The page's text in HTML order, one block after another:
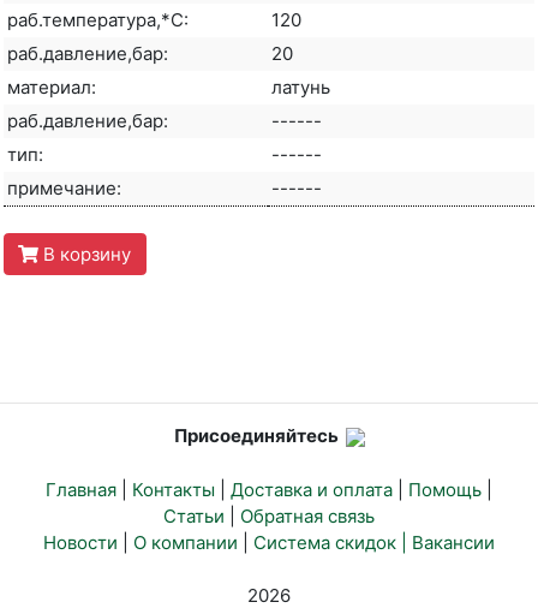
раб.температура,*С:
120
раб.давление,бар:
20
материал:
латунь
раб.давление,бар:
------
тип:
------
примечание:
------
В корзину
Присоединяйтесь
Главная Контакты Доставка и оплата Помощь
Статьи
Обратная связь
Новости
О компании Система скидок | Вакансии
2026